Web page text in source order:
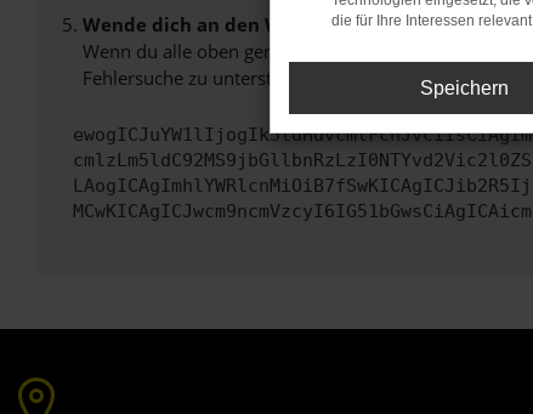
Wende dich an den Webseitenbetreiber.
Wenn du alle oben genannten Schritte versucht
Fehlersuche zu unterstützen:
die für Ihre Interessen
Speichern